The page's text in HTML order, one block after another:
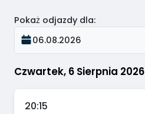
Czwartek, 6 Sierpnia 2026
Pokaż odjazdy dla:
06.08.2026
20:15